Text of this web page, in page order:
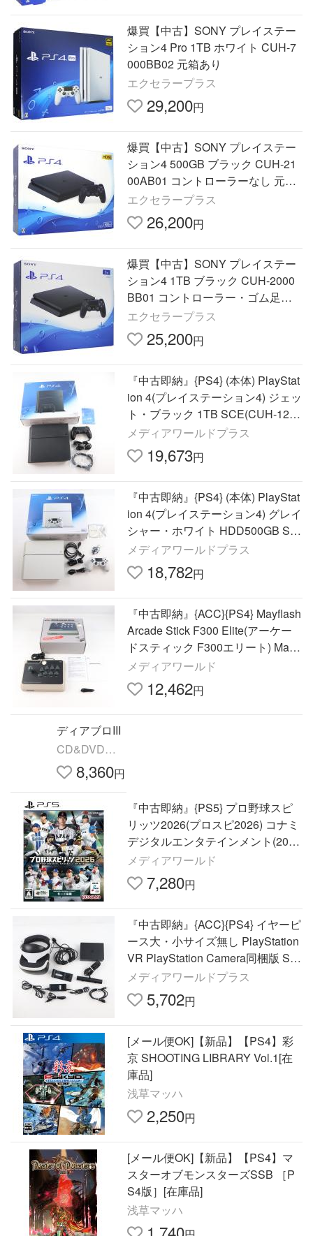
爆買【中古】SONY プレイステー
ション4 Pro 1TB ホワイト CUH-7
000BB02 元箱あり
エクセラープラス
29,200円
爆買【中古】SONY プレイステー
ション4 500GB ブラック CUH-21
00AB01 コントローラーなし 元箱
あり
エクセラープラス
26,200円
爆買【中古】SONY プレイステー
ション4 1TB ブラック CUH-2000
BB01 コントローラー・ゴム足な
し 元箱あり
エクセラープラス
25,200円
『中古即納』{PS4} (本体) PlayStat
ion 4(プレイステーション4) ジェッ
ト・ブラック 1TB SCE(CUH-1200
BB01)(20151203)
メディアワールドプラス
19,673円
『中古即納』{PS4} (本体) PlayStat
ion 4(プレイステーション4) グレイ
シャー・ホワイト HDD500GB SC
E(CUH-1200AB02)(20150625)
メディアワールドプラス
18,782円
『中古即納』{ACC}{PS4} Mayflash
Arcade Stick F300 Elite(アーケー
ドスティック F300エリート) Mayfl
ash(20181231)
メディアワールド
12,462円
ディアブロIII
CD&DVD
NEOWING
8,360円
『中古即納』{PS5} プロ野球スピ
リッツ2026(プロスピ2026) コナミ
デジタルエンタテインメント(2026
0716)
メディアワールド
7,280円
『中古即納』{ACC}{PS4} イヤーピ
ース大・小サイズ無し PlayStation
VR PlayStation Camera同梱版 SIE
(20171014)
メディアワールドプラス
5,702円
[メール便OK]【新品】【PS4】彩
京 SHOOTING LIBRARY Vol.1[在
庫品]
浅草マッハ
2,250円
[メール便OK]【新品】【PS4】マ
スターオブモンスターズSSB ［P
S4版］[在庫品]
浅草マッハ